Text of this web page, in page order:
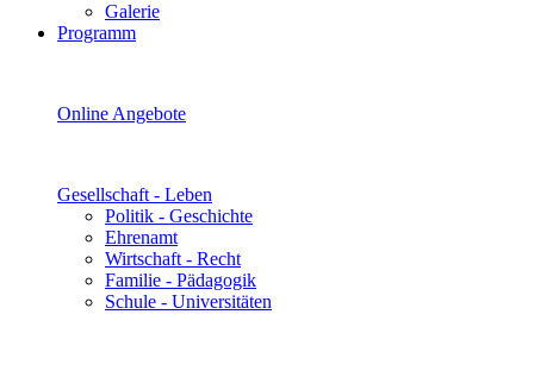
Galerie
Programm
Online Angebote
Gesellschaft - Leben
Politik - Geschichte
Ehrenamt
Wirtschaft - Recht
Familie - Pädagogik
Schule - Universitäten